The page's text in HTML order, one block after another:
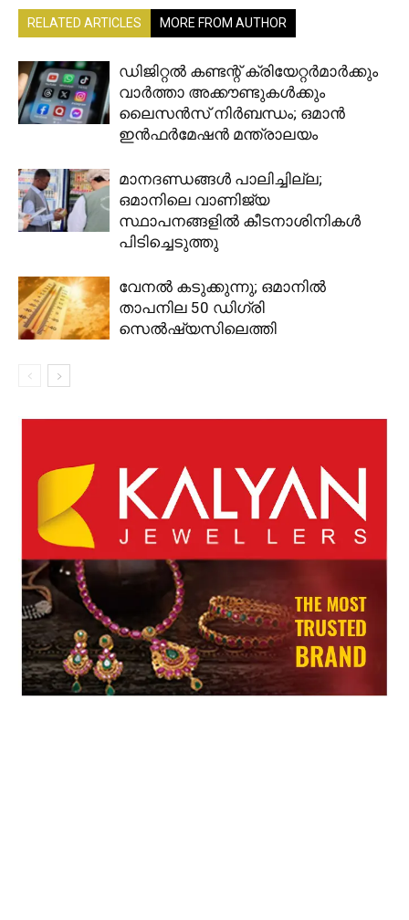
RELATED ARTICLES MORE FROM AUTHOR
ഡിജിറ്റൽ കണ്ടന്റ് ക്രിയേറ്റർമാർക്കും
വാർത്താ അക്കൗണ്ടുകൾക്കും
ലൈസൻസ് നിർബന്ധം; ഒമാൻ
ഇൻഫർമേഷൻ മന്ത്രാലയം
മാനദണ്ഡങ്ങൾ പാലിച്ചില്ല;
ഒമാനിലെ വാണിജ്യ
സ്ഥാപനങ്ങളിൽ കീടനാശിനികൾ
പിടിച്ചെടുത്തു
വേനൽ കടുക്കുന്നു; ഒമാനിൽ
താപനില 50 ഡിഗ്രി
സെൽഷ്യസിലെത്തി